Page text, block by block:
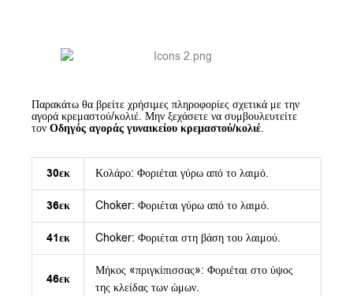
Παρακάτω θα βρείτε χρήσιμες πληροφορίες σχετικά με την
αγορά κρεμαστού/κολιέ. Μην ξεχάσετε να συμβουλευτείτε
τον Οδηγός αγοράς γυναικείου κρεμαστού/κολιέ.
30εκ Κολάρο: Φοριέται γύρω από το λαιμό.
36εκ Choker: Φοριέται γύρω από το λαιμό.
41εκ Choker: Φοριέται στη βάση του λαιμού.
46εκ
Μήκος «πριγκίπισσας»: Φοριέται στο ύψος
της κλείδας των ώμων.